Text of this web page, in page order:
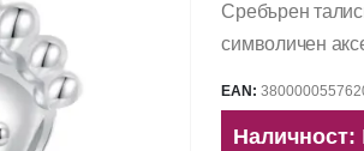
Сребърен
символичен
EAN:
Наличност: